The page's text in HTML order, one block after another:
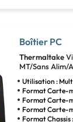
Boîtier PC
Thermaltake
MT/Sans Alim/
Utilisation :
Format Carte-
Format Carte-
Format Carte-
Format Chassis